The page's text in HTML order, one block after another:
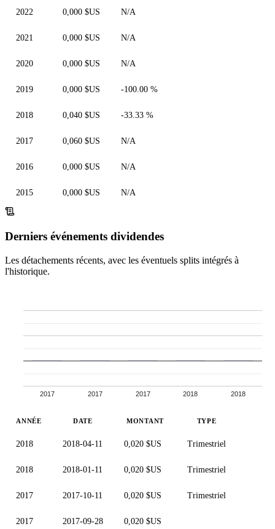
2022 0,000 $US N/A
2021 0,000 $US N/A
2020 0,000 $US N/A
2019 0,000 $US -100.00 %
2018 0,040 $US -33.33 %
2017 0,060 $US N/A
2016 0,000 $US N/A
2015 0,000 $US N/A
Derniers événements dividendes
Les détachements récents, avec les éventuels splits intégrés à
l'historique.
2017 2017 2017 2018 2018
ANNÉE DATE MONTANT TYPE
2018 2018-04-11 0,020 $US Trimestriel
2018 2018-01-11 0,020 $US Trimestriel
2017 2017-10-11 0,020 $US Trimestriel
2017 2017-09-28 0,020 $US